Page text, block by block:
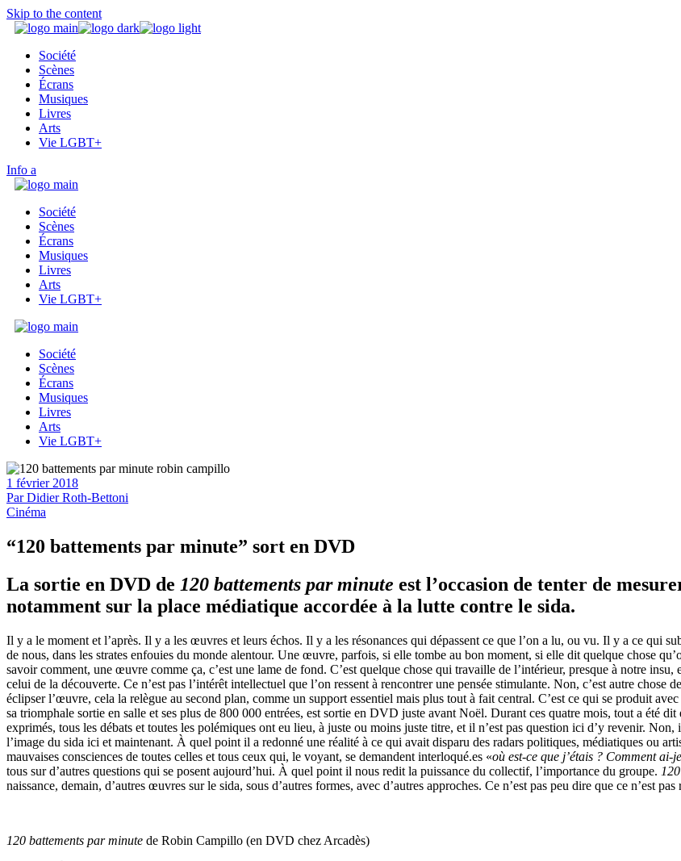
Skip to the content
Société
Scènes
Écrans
Musiques
Livres
Arts
Vie LGBT+
Info
Société
Scènes
Écrans
Musiques
Livres
Arts
Vie LGBT+
Société
Scènes
Écrans
Musiques
Livres
Arts
Vie LGBT+
1 février 2018
ParDidier Roth-Bettoni
Cinéma
“120 battements par minute” sort en DVD
La sortie en DVD de 120 battements par minute est l’occasion de tenter de
notamment sur la place médiatique accordée à la lutte contre le sida.
Il y a le moment et l’après. Il y a les œuvres et leurs échos. Il y a les résonances qui dépassent ce que l’on a lu, ou vu. Il y a ce qui
de nous, dans les strates enfouies du monde alentour. Une œuvre, parfois, si elle tombe au bon moment, si elle dit quelque chose
savoir comment, une œuvre comme ça, c’est une lame de fond. C’est quelque chose qui travaille de l’intérieur, presque à notre insu,
celui de la découverte. Ce n’est pas l’intérêt intellectuel que l’on ressent à rencontrer une pensée stimulante. Non, c’est autre
éclipser l’œuvre, cela la relègue au second plan, comme un support essentiel mais plus tout à fait central. C’est ce qui se produit avec
sa triomphale sortie en salle et ses plus de 800 000 entrées, est sortie en DVD juste avant Noël. Durant ces quatre mois, tout a été
exprimés, tous les débats et toutes les polémiques ont eu lieu, à juste ou moins juste titre, et il n’est pas question ici d’y revenir.
l’image du sida ici et maintenant. À quel point il a redonné une réalité à ce qui avait disparu des radars politiques, médiatiques ou
mauvaises consciences de toutes celles et tous ceux qui, le voyant, se demandent interloqué.es «où est-ce que j’étais ? Comment ai-
tous sur d’autres questions qui se posent aujourd’hui. À quel point il nous redit la puissance du collectif, l’importance du groupe.
naissance, demain, d’autres œuvres sur le sida, sous d’autres formes, avec d’autres approches. Ce n’est pas peu dire que ce n’est pas
120 battements par minute de Robin Campillo (en DVD chez Arcadès)